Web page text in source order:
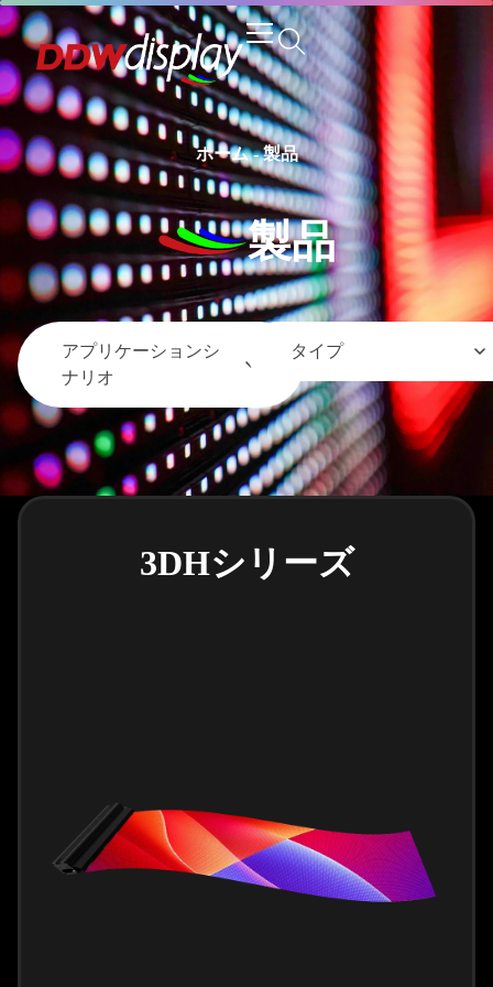
ホーム-製品
製品
アプリケーションシ
ナリオ
タイプ
3DHシリーズ